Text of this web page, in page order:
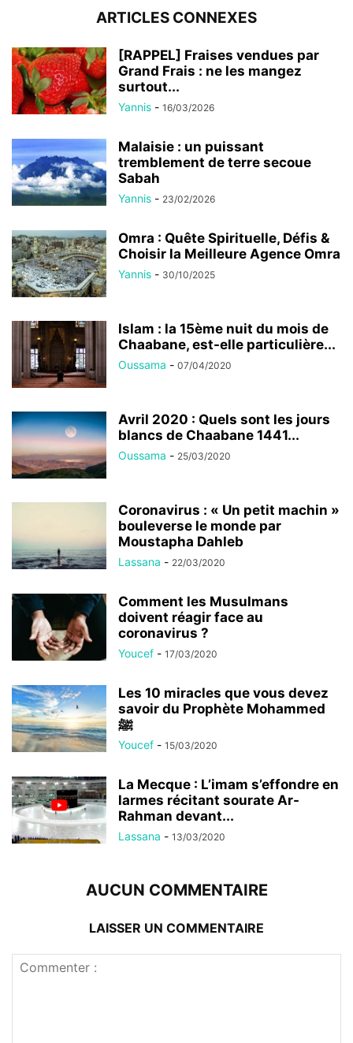
ARTICLES CONNEXES
[RAPPEL] Fraises vendues par
Grand Frais : ne les mangez
surtout...
Yannis - 16/03/2026
Malaisie : un puissant
tremblement de terre secoue
Sabah
Yannis - 23/02/2026
Omra : Quête Spirituelle, Défis &
Choisir la Meilleure Agence Omra
Yannis - 30/10/2025
Islam : la 15ème nuit du mois de
Chaabane, est-elle particulière...
Oussama - 07/04/2020
Avril 2020 : Quels sont les jours
blancs de Chaabane 1441...
Oussama - 25/03/2020
Coronavirus : « Un petit machin »
bouleverse le monde par
Moustapha Dahleb
Lassana - 22/03/2020
Comment les Musulmans
doivent réagir face au
coronavirus ?
Youcef - 17/03/2020
Les 10 miracles que vous devez
savoir du Prophète Mohammed
ﷺ
Youcef - 15/03/2020
La Mecque : L’imam s’effondre en
larmes récitant sourate Ar-
Rahman devant...
Lassana - 13/03/2020
AUCUN COMMENTAIRE
LAISSER UN COMMENTAIRE